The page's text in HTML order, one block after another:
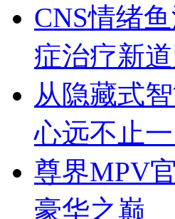
CNS情绪
症治疗新
从隐藏式
心远不止
尊界MPV
豪华之巅